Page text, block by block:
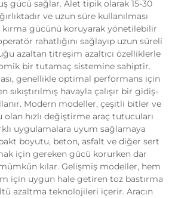
gücü sağlar. Alet tipik olarak 15-30
ve uzun süre kullanılması
kırma gücünü koruyarak yönetilebilir
rahatlığını sağlayıp uzun süreli
azaltan titreşim azaltıcı özelliklerle
bir tutamaç sistemine sahiptir.
genellikle optimal performans için
sıkıştırılmış havayla çalışır bir gidiş-
Modern modeller, çeşitli bitler ve
olan hızlı değiştirme araç tutucuları
uygulamalara uyum sağlamaya
boyutu, beton, asfalt ve diğer sert
için gereken gücü korurken dar
kılar. Gelişmiş modeller, hem
için uygun hale getiren toz bastırma
azaltma teknolojileri içerir. Aracın